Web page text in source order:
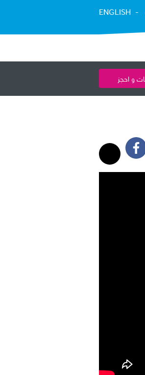
ENGLISH
و احجز